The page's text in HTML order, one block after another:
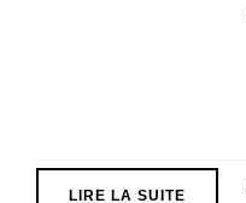
LIRE LA SUITE